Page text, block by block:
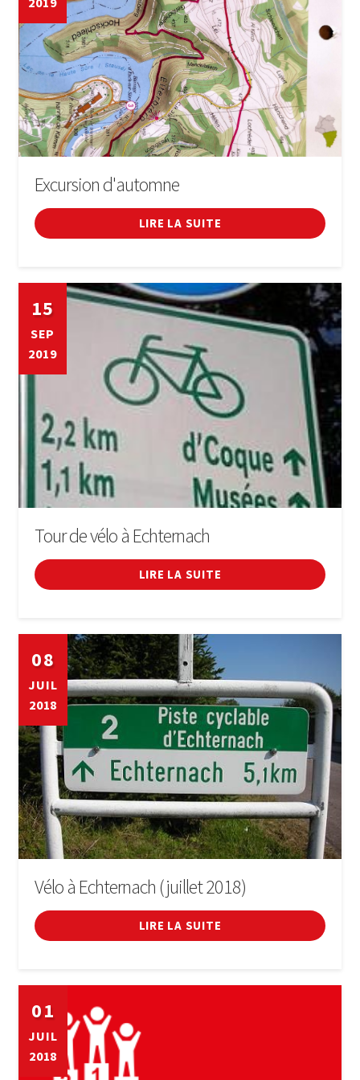
LIVRE
SE CONNECTER
Excursion d'automne
LIRE LA SUITE
15
SEP
2019
Tour de vélo à Echternach
LIRE LA SUITE
08
JUIL
2018
Vélo à Echternach (juillet 2018)
LIRE LA SUITE
01
JUIL
2018